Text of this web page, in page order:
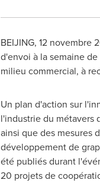
BEIJING, 12 novembre
d'envoi à la semaine de
milieu commercial, à
Un plan d'action sur
l'industrie du métavers
ainsi que des mesures
développement de
été publiés durant
20 projets de